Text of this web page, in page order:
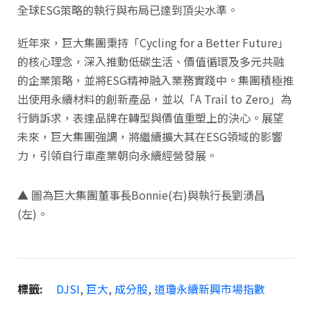
全球ESG策略的執行與布局已達到頂尖水準。
近年來，巨大集團秉持「Cycling for a Better Future」
的核心理念，深入推動低碳生活、價值循環及多元共融
的企業策略，並將ESG精神融入業務實踐中。集團積極推
出使用永續材料的創新產品，並以「A Trail to Zero」為
行銷訴求，表達品牌在轉型與價值重塑上的決心。展望
未來，巨大集團強調，將繼續擴大其在ESG領域的影響
力，引領自行車產業朝向永續經營發展。
▲ 圖為巨大集團董事長Bonnie(右)與執行長劉湧昌
(左)。
標籤: DJSI, 巨大, 成分股, 道瓊永續新興市場指數